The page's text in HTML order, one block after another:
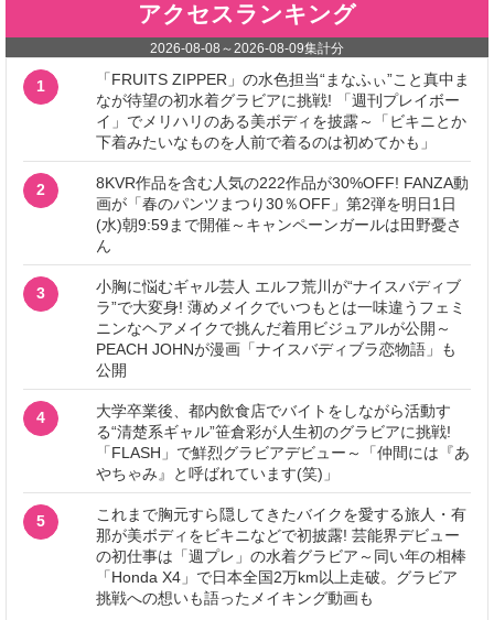
アクセスランキング
2026-08-08 ～ 2026-08-09集計分
1
「FRUITS ZIPPER」の水色担当“まなふぃ”こと真中ま
なが待望の初水着グラビアに挑戦! 「週刊プレイボー
イ」でメリハリのある美ボディを披露～「ビキニとか
下着みたいなものを人前で着るのは初めてかも」
2
8KVR作品を含む人気の222作品が30%OFF! FANZA動
画が「春のパンツまつり30％OFF」第2弾を明日1日
(水)朝9:59まで開催～キャンペーンガールは田野憂さ
ん
3
小胸に悩むギャル芸人 エルフ荒川が“ナイスバディブ
ラ”で大変身! 薄めメイクでいつもとは一味違うフェミ
ニンなヘアメイクで挑んだ着用ビジュアルが公開～
PEACH JOHNが漫画「ナイスバディブラ恋物語」も
公開
4
大学卒業後、都内飲食店でバイトをしながら活動す
る“清楚系ギャル”笹倉彩が人生初のグラビアに挑戦!
「FLASH」で鮮烈グラビアデビュー～「仲間には『あ
やちゃみ』と呼ばれています(笑)」
5
これまで胸元すら隠してきたバイクを愛する旅人・有
那が美ボディをビキニなどで初披露! 芸能界デビュー
の初仕事は「週プレ」の水着グラビア～同い年の相棒
「Honda X4」で日本全国2万km以上走破。グラビア
挑戦への想いも語ったメイキング動画も